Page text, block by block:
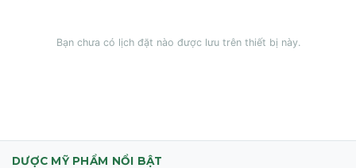
Bạn chưa có lịch đặt nào được lưu trên thiết bị này.
DƯỢC MỸ PHẨM NỔI BẬT